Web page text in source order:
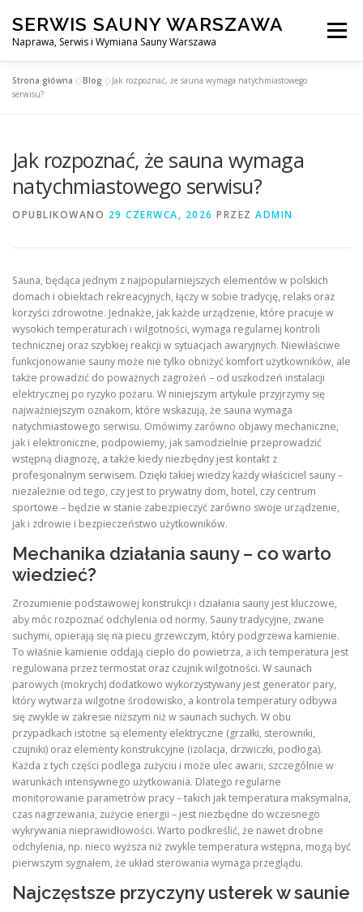
treści
SERWIS SAUNY WARSZAWA
Naprawa, Serwis i Wymiana Sauny Warszawa
Menu
SERWIS DO SAUNY WARSZAWA
Strona główna »Blog »Jak rozpoznać, że sauna wymaga natychmiastowego
serwisu?
Jak rozpoznać, że sauna wymaga
natychmiastowego serwisu?
OPUBLIKOWANO 29 CZERWCA, 2026 PRZEZ ADMIN
Sauna, będąca jednym z najpopularniejszych elementów w polskich
domach i obiektach rekreacyjnych, łączy w sobie tradycję, relaks oraz
korzyści zdrowotne. Jednakże, jak każde urządzenie, które pracuje w
wysokich temperaturach i wilgotności, wymaga regularnej kontroli
technicznej oraz szybkiej reakcji w sytuacjach awaryjnych. Niewłaściwe
funkcjonowanie sauny może nie tylko obniżyć komfort użytkowników, ale
także prowadzić do poważnych zagrożeń – od uszkodzeń instalacji
elektrycznej po ryzyko pożaru. W niniejszym artykule przyjrzymy się
najważniejszym oznakom, które wskazują, że sauna wymaga
natychmiastowego serwisu. Omówimy zarówno objawy mechaniczne,
jak i elektroniczne, podpowiemy, jak samodzielnie przeprowadzić
wstępną diagnozę, a także kiedy niezbędny jest kontakt z
profesjonalnym serwisem. Dzięki takiej wiedzy każdy właściciel sauny –
niezależnie od tego, czy jest to prywatny dom, hotel, czy centrum
sportowe – będzie w stanie zabezpieczyć zarówno swoje urządzenie,
jak i zdrowie i bezpieczeństwo użytkowników.
Mechanika działania sauny – co warto
wiedzieć?
Zrozumienie podstawowej konstrukcji i działania sauny jest kluczowe,
aby móc rozpoznać odchylenia od normy. Sauny tradycyjne, zwane
suchymi, opierają się na piecu grzewczym, który podgrzewa kamienie.
To właśnie kamienie oddają ciepło do powietrza, a ich temperatura jest
regulowana przez termostat oraz czujnik wilgotności. W saunach
parowych (mokrych) dodatkowo wykorzystywany jest generator pary,
który wytwarza wilgotne środowisko, a kontrola temperatury odbywa
się zwykle w zakresie niższym niż w saunach suchych. W obu
przypadkach istotne są elementy elektryczne (grzałki, sterowniki,
czujniki) oraz elementy konstrukcyjne (izolacja, drzwiczki, podłoga).
Każda z tych części podlega zużyciu i może ulec awarii, szczególnie w
warunkach intensywnego użytkowania. Dlatego regularne
monitorowanie parametrów pracy – takich jak temperatura maksymalna,
czas nagrzewania, zużycie energii – jest niezbędne do wczesnego
wykrywania nieprawidłowości. Warto podkreślić, że nawet drobne
odchylenia, np. nieco wyższa niż zwykle temperatura wstępna, mogą być
pierwszym sygnałem, że układ sterowania wymaga przeglądu.
Najczęstsze przyczyny usterek w saunie